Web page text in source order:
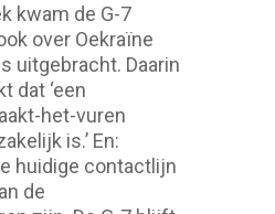
kwam de G-7
over Oekraïne
uitgebracht. Daarin
dat ‘een
het-vuren
is.’ En:
huidige contactlijn
de